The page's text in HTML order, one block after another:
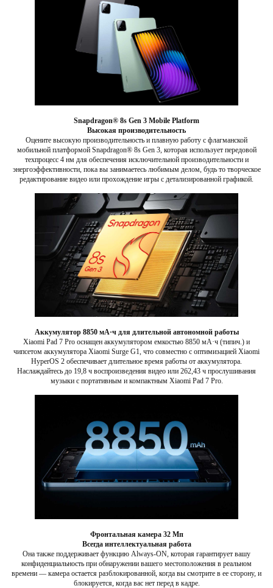
Snapdragon® 8s Gen 3 Mobile Platform
Высокая производительность
Оцените высокую производительность и плавную работу с флагманской
мобильной платформой Snapdragon® 8s Gen 3, которая использует передовой
техпроцесс 4 нм для обеспечения исключительной производительности и
энергоэффективности, пока вы занимаетесь любимым делом, будь то творческое
редактирование видео или прохождение игры с детализированной графикой.
Аккумулятор 8850 мА·ч для длительной автономной работы
Xiaomi Pad 7 Pro оснащен аккумулятором емкостью 8850 мА·ч (типич.) и
чипсетом аккумулятора Xiaomi Surge G1, что совместно с оптимизацией Xiaomi
HyperOS 2 обеспечивает длительное время работы от аккумулятора.
Наслаждайтесь до 19,8 ч воспроизведения видео или 262,43 ч прослушивания
музыки с портативным и компактным Xiaomi Pad 7 Pro.
Фронтальная камера 32 Мп
Всегда интеллектуальная работа
Она также поддерживает функцию Always-ON, которая гарантирует вашу
конфиденциальность при обнаружении вашего местоположения в реальном
времени — камера остается разблокированной, когда вы смотрите в ее сторону, и
блокируется, когда вас нет перед в кадре.